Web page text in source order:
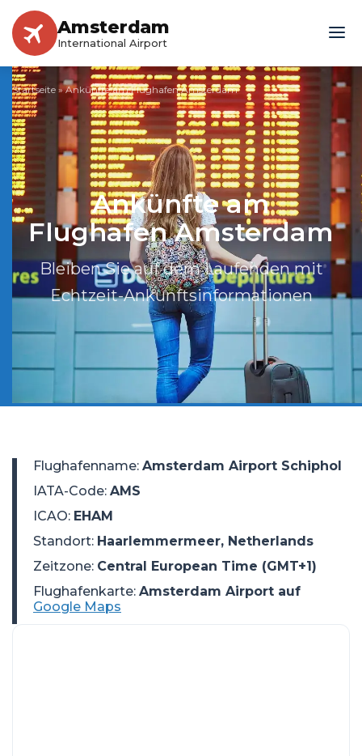
Amsterdam
International Airport
Startseite »Ankünfte am Flughafen Amsterdam
Ankünfte am
Flughafen Amsterdam
Bleiben Sie auf dem Laufenden mit
Echtzeit-Ankunftsinformationen
Flughafenname: Amsterdam Airport Schiphol
IATA-Code: AMS
ICAO: EHAM
Standort: Haarlemmermeer, Netherlands
Zeitzone: Central European Time (GMT+1)
Flughafenkarte: Amsterdam Airport auf
Google Maps